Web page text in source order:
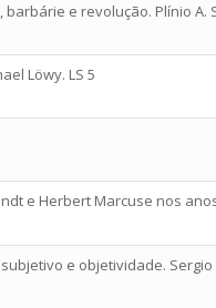
e revolução. Plínio A.
Löwy. LS 5
e Herbert Marcuse nos
e objetividade. Sergio